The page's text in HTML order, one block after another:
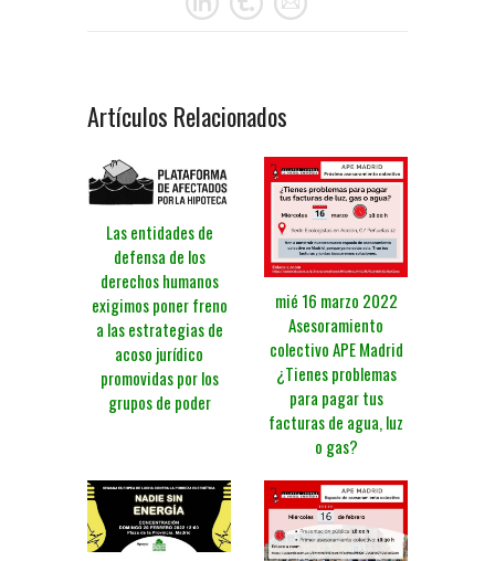
Artículos Relacionados
Las entidades de
defensa de los
derechos humanos
exigimos poner freno
a las estrategias de
acoso jurídico
promovidas por los
grupos de poder
mié 16 marzo 2022
Asesoramiento
colectivo APE Madrid
¿Tienes problemas
para pagar tus
facturas de agua, luz
o gas?